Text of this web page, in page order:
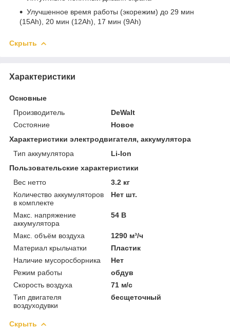
Улучшенное время работы (экорежим) до 29 мин
(15Ah), 20 мин (12Ah), 17 мин (9Ah)
Скрыть
Характеристики
Основные
Производитель
DeWalt
Состояние
Новое
Характеристики электродвигателя, аккумулятора
Тип аккумулятора
Li-Ion
Пользовательские характеристики
Вес нетто
3.2 кг
Количество аккумуляторов
в комплекте
Нет шт.
Макс. напряжение
аккумулятора
54 В
Макс. объём воздуха
1290 м³/ч
Материал крыльчатки
Пластик
Наличие мусоросборника
Нет
Режим работы
обдув
Скорость воздуха
71 м/с
Тип двигателя
воздуходувки
бесщеточный
Скрыть